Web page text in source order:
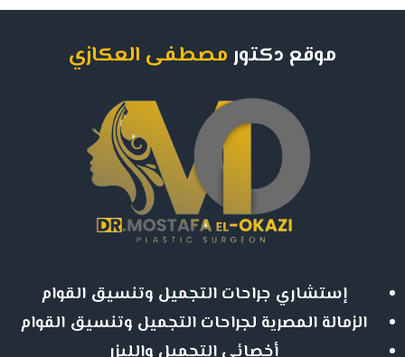
موقع دكتورمصطفى العكازي
إستشاري جراحات التجميل وتنسيق القوام
الزمالة المصرية لجراحات التجميل وتنسيق القوام